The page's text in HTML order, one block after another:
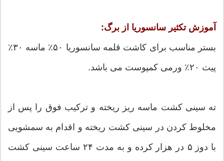
آموزش تکثیر سانسوریا از برگ:
بستر مناسب برای کاشت قلمه سانسوریا ۵٠٪‌ ماسه ٣٠٪‌
پیت ٢٠٪‌ ورمی کمپوست می باشد.
ته سینی کشت ماسه ریز ریخته و ترکیب فوق را پس از
مخلوط کردن در سینی کشت ریخته و اقدام به سمشویی
با دوز ۵ در هزار کرده و به مدت ۲۴ ساعت سینی کشت